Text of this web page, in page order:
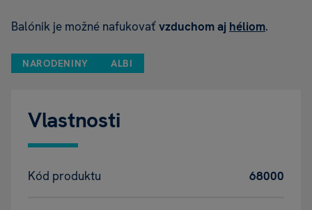
Balónik je možné nafukovaťvzduchom aj héliom.
NARODENINY ALBI
Vlastnosti
Kód produktu 68000